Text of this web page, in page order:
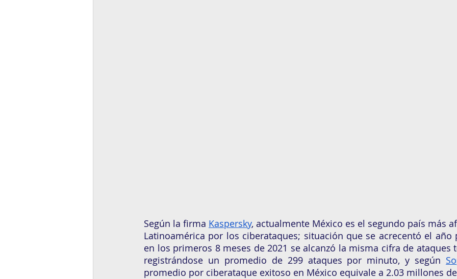
Según la firma Kaspersky, actualmente México es el segundo país más
Latinoamérica por los ciberataques; situación que se acrecentó el año
en los primeros 8 meses de 2021 se alcanzó la misma cifra de ataques
registrándose un promedio de 299 ataques por minuto, y según
promedio por ciberataque exitoso en México equivale a 2.03 millones